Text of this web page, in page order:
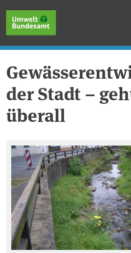
der Stadt –
überall